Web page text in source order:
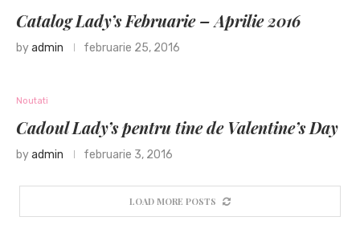
Catalog Lady’s Februarie – Aprilie 2016
byadmin februarie 25, 2016
Noutati
Cadoul Lady’s pentru tine de Valentine’s Day
byadmin februarie 3, 2016
LOAD MORE POSTS